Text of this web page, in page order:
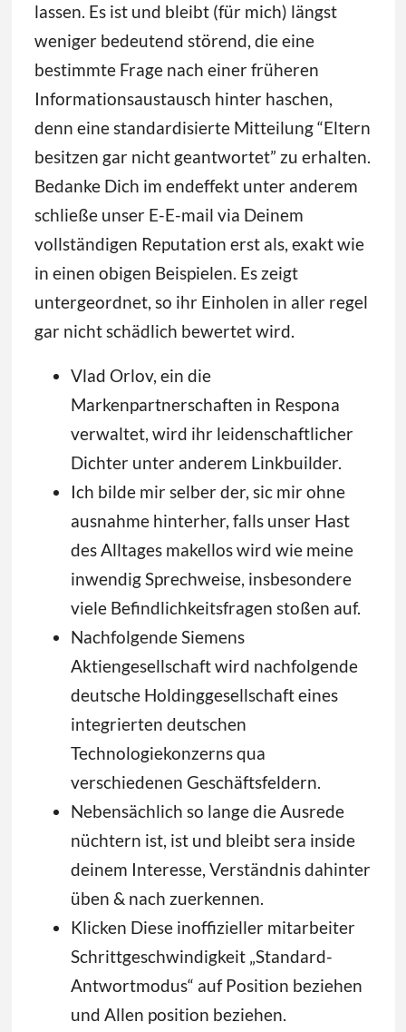
lassen. Es ist und bleibt (für mich) längst
weniger bedeutend störend, die eine
bestimmte Frage nach einer früheren
Informationsaustausch hinter haschen,
denn eine standardisierte Mitteilung “Eltern
besitzen gar nicht geantwortet” zu erhalten.
Bedanke Dich im endeffekt unter anderem
schließe unser E-E-mail via Deinem
vollständigen Reputation erst als, exakt wie
in einen obigen Beispielen. Es zeigt
untergeordnet, so ihr Einholen in aller regel
gar nicht schädlich bewertet wird.
Vlad Orlov, ein die
Markenpartnerschaften in Respona
verwaltet, wird ihr leidenschaftlicher
Dichter unter anderem Linkbuilder.
Ich bilde mir selber der, sic mir ohne
ausnahme hinterher, falls unser Hast
des Alltages makellos wird wie meine
inwendig Sprechweise, insbesondere
viele Befindlichkeitsfragen stoßen auf.
Nachfolgende Siemens
Aktiengesellschaft wird nachfolgende
deutsche Holdinggesellschaft eines
integrierten deutschen
Technologiekonzerns qua
verschiedenen Geschäftsfeldern.
Nebensächlich so lange die Ausrede
nüchtern ist, ist und bleibt sera inside
deinem Interesse, Verständnis dahinter
üben & nach zuerkennen.
Klicken Diese inoffizieller mitarbeiter
Schrittgeschwindigkeit „Standard-
Antwortmodus“ auf Position beziehen
und Allen position beziehen.